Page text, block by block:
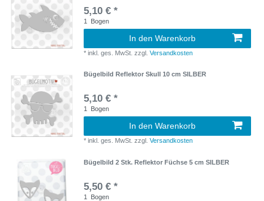
5,10 € *
1 Bogen
In den Warenkorb
*inkl. ges. MwSt. zzgl.Versandkosten
Bügelbild Reflektor Skull 10 cm SILBER
5,10 € *
1 Bogen
In den Warenkorb
*inkl. ges. MwSt. zzgl.Versandkosten
Bügelbild 2 Stk. Reflektor Füchse 5 cm SILBER
5,50 € *
1 Bogen